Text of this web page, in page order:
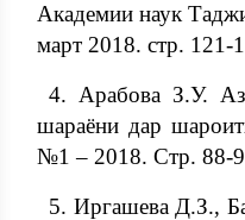
Академии наук
март 2018. стр. 121-
4. Арабова З.У.
шараёни дар
№1 – 2018. Стр. 88-
5. Иргашева Д.З.,